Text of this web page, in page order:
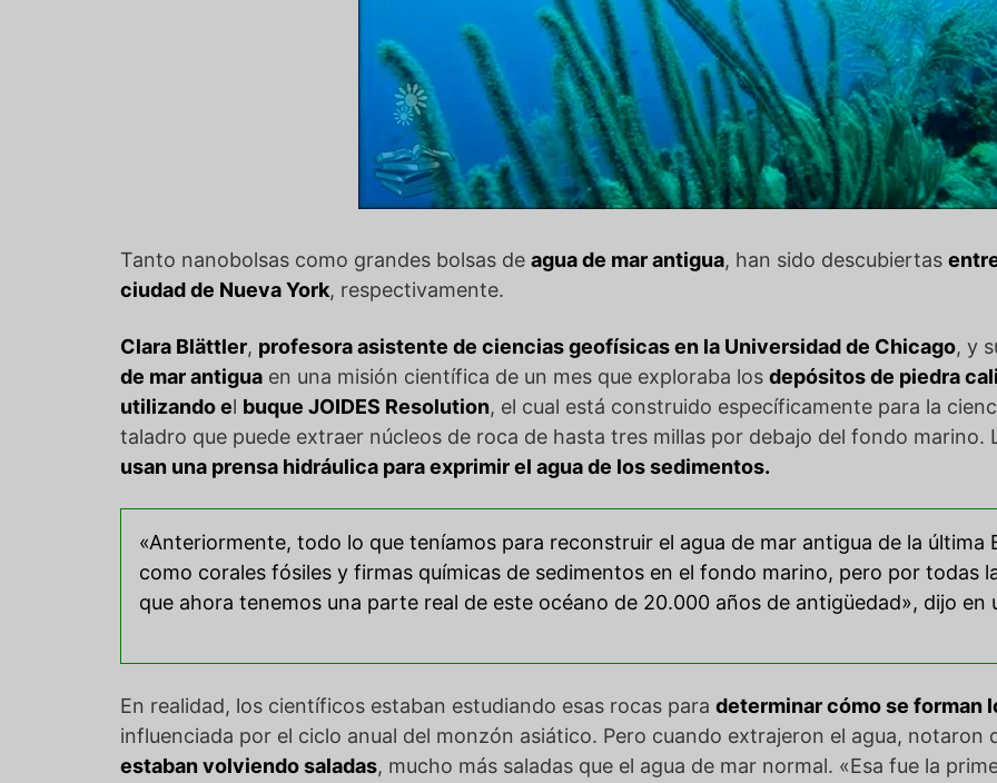
Tanto nanobolsas como grandes bolsas de agua de mar antigua, han sido descubiertas
ciudad de Nueva York, respectivamente.
Clara Blättler, profesora asistente de ciencias geofísicas en la Universidad de Chicago, y
de mar antigua en una misión científica de un mes que exploraba los depósitos de piedra
utilizando el buque JOIDES Resolution, el cual está construido específicamente para la
taladro que puede extraer núcleos de roca de hasta tres millas por debajo del fondo marino.
usan una prensa hidráulica para exprimir el agua de los sedimentos.
«Anteriormente, todo lo que teníamos para reconstruir el agua de mar antigua de la última
como corales fósiles y firmas químicas de sedimentos en el fondo marino, pero por todas
que ahora tenemos una parte real de este océano de 20.000 años de antigüedad», dijo
En realidad, los científicos estaban estudiando esas rocas para determinar cómo se forman
influenciada por el ciclo anual del monzón asiático. Pero cuando extrajeron el agua, notaron
estaban volviendo saladas, mucho más saladas que el agua de mar normal. «Esa fue la